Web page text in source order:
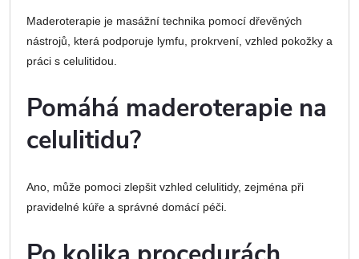
Maderoterapie je masážní technika pomocí dřevěných
nástrojů, která podporuje lymfu, prokrvení, vzhled pokožky a
práci s celulitidou.
Pomáhá maderoterapie na
celulitidu?
Ano, může pomoci zlepšit vzhled celulitidy, zejména při
pravidelné kúře a správné domácí péči.